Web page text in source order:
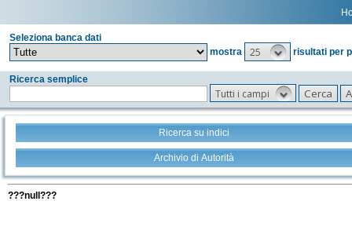
Seleziona banca dati
mostra
25 risultati per
Ricerca semplice
Tutti i campi
Ricerca su indici
Archivio di Autorità
???null???